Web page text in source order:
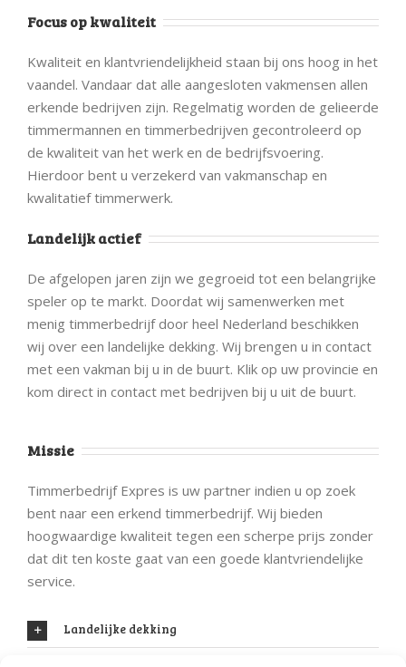
vaandel. Vandaar dat alle aangesloten vakmensen allen
erkende bedrijven zijn. Regelmatig worden de gelieerde
timmermannen en timmerbedrijven gecontroleerd op
de kwaliteit van het werk en de bedrijfsvoering.
Hierdoor bent u verzekerd van vakmanschap en
kwalitatief timmerwerk.
speler op te markt. Doordat wij samenwerken met
menig timmerbedrijf door heel Nederland beschikken
wij over een landelijke dekking. Wij brengen u in contact
met een vakman bij u in de buurt. Klik op uw provincie en
kom direct in contact met bedrijven bij u uit de buurt.
bent naar een erkend timmerbedrijf. Wij bieden
hoogwaardige kwaliteit tegen een scherpe prijs zonder
dat dit ten koste gaat van een goede klantvriendelijke
service.